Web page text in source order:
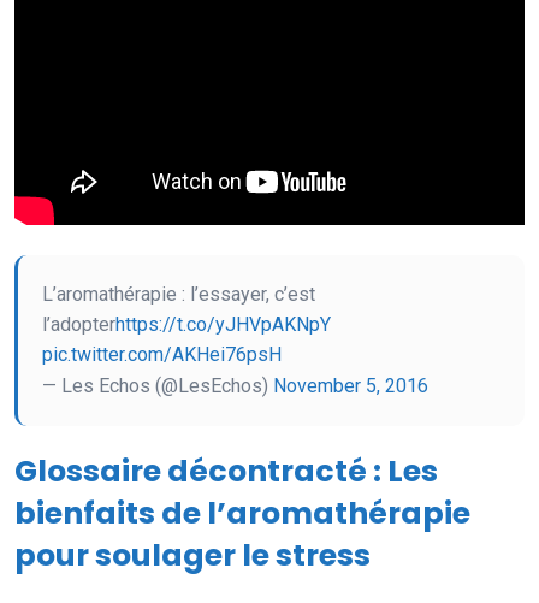
L’aromathérapie : l’essayer, c’est
l’adopterhttps://t.co/yJHVpAKNpY
pic.twitter.com/AKHei76psH
— Les Echos (@LesEchos) November 5, 2016
Glossaire décontracté : Les
bienfaits de l’aromathérapie
pour soulager le stress